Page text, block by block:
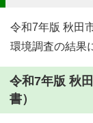
令和7年版 秋田
環境調査の結果
令和7年版 秋
書）